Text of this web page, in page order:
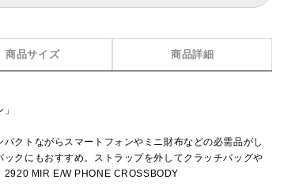
商品サイズ 商品詳細
クトながらスマートフォンやミニ財布などの必需品がし
クにもおすすめ。ストラップを外してクラッチバッグや
2920 MIR E/W PHONE CROSSBODY